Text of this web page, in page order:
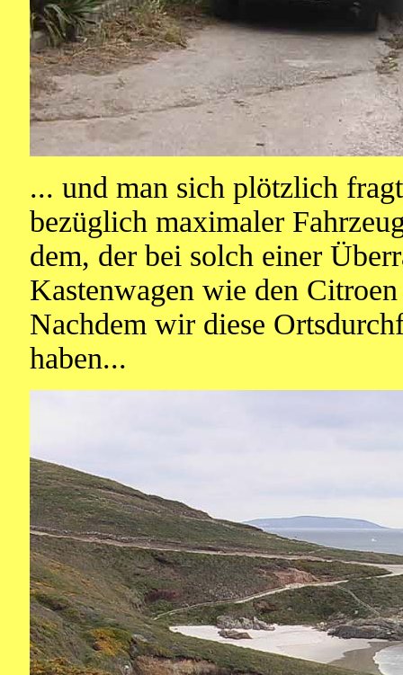
... und man sich plötzlich
bezüglich maximaler
dem, der bei solch einer
Kastenwagen wie den
Nachdem wir diese
haben...